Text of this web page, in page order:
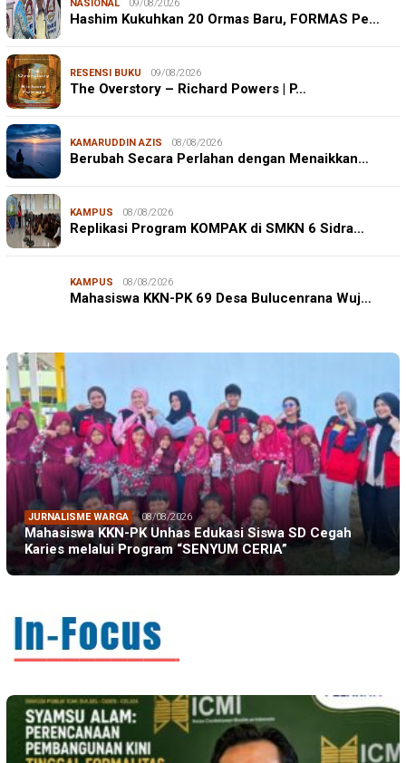
NASIONAL 09/08/2026
Hashim Kukuhkan 20 Ormas Baru, FORMAS Pe…
RESENSI BUKU 09/08/2026
The Overstory – Richard Powers | P…
KAMARUDDIN AZIS 08/08/2026
Berubah Secara Perlahan dengan Menaikkan…
KAMPUS 08/08/2026
Replikasi Program KOMPAK di SMKN 6 Sidra…
KAMPUS 08/08/2026
Mahasiswa KKN-PK 69 Desa Bulucenrana Wuj…
JURNALISME WARGA 08/08/2026
Mahasiswa KKN-PK Unhas Edukasi Siswa SD Cegah
Karies melalui Program “SENYUM CERIA”